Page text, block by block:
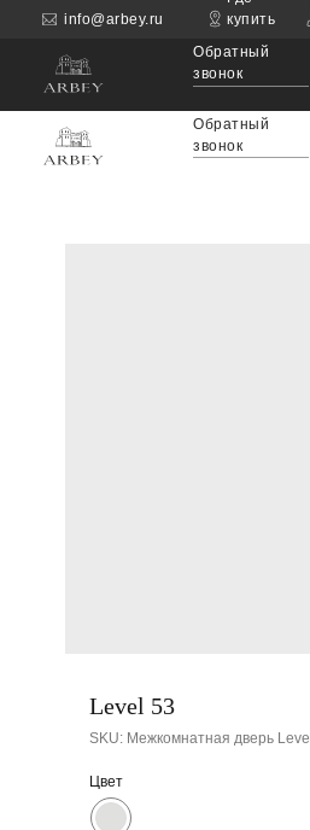
купить
info@arbey.ru
Обратный
звонок
Обратный
звонок
Level 53
SKU: Межкомнатная дверь
Цвет